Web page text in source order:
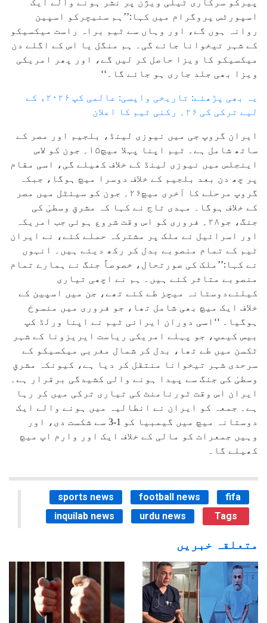
اسپورٹس پروگرام میں کہا:’’ہم سنیچرکو اسپین
روانہ ہوں گے، اور وہاں سے ٹیم براہ راست میکسیکو
کے شہر تیخوانا جائے گی۔ ہم منگل یا اس کے اگلے دن
میکسیکو کا ویزا حاصل کر لیں گے، اور پھر امریکی
ویزا بھی جلد جاری ہو جائے گا۔‘‘
یہ بھی پڑھئے: تاریخی واپسی: عالمی کپ ۲۰۲۶ء کے
لیے ترکی کی ۲۶؍ رکنی ٹیم کا اعلان
ایران گروپ جی میں نیوزی لینڈ، بلجیم اور مصر کے
ساتھ شامل ہے۔ ٹیم اپنا پہلا میچ۱۵؍ جون کو لاس
اینجلس میں نیوزی لینڈ کے خلاف کھیلے گی، اسی مقام
پر چھ دن بعد بلجیم کے خلاف دوسرا میچ ہوگا، جبکہ
گروپ مرحلے کا آخری میچ۲۶؍ جون کو سیئٹل میں مصر
کے خلاف ہوگا۔ مہدی تاج نے کہا کہ مشرقِ وسطیٰ کی
جنگ، جو۲۸؍ فروری کو اس وقت شروع ہوئی جب امریکہ
اور اسرائیل نے ملک پر مشترکہ حملے کئے، نے ایران
ٹیم کے تمام منصوبے بدل کر رکھ دیئے ہیں۔ انہوں
نے کہا:’’ملک کی صورتحال، خصوصاً جنگ نے ہمارے تمام
منصوبے متاثر کئے ہیں۔ ہم نے اچھی تیاری
کیلئےدوستانہ میچز طے کئے تھے، جن میں اسپین کے
خلاف ایک میچ بھی شامل تھا، جو فروری میں منسوخ
ہوگیا۔ ‘‘اسی دوران ایرانی ٹیم نے اپنا ورلڈ کپ
بیس کیمپ، جو پہلے امریکی ریاست ایریزونا کے شہر
ٹکسن میں طے تھا، بدل کر شمال مغربی میکسیکو کے
سرحدی شہر تیخوانا منتقل کر دیا ہے، کیونکہ مشرقِ
وسطیٰ کی جنگ سے پیدا ہونے والی کشیدگی برقرار ہے۔
ایران اس وقت ٹورنامنٹ کی تیاری ترکی میں کر رہا
ہے۔ جمعہ کو ایران نے انطالیہ میں ہونے والے ایک
دوستانہ میچ میں گیمبیا کو 1-3 سے شکست دی، اور
وہیں جمعرات کو مالی کے خلاف ایک اور وارم اپ میچ
کھیلے گا۔
sports news football news
fifa
inquilab news
urdu news Tags
متعلقہ خبریں